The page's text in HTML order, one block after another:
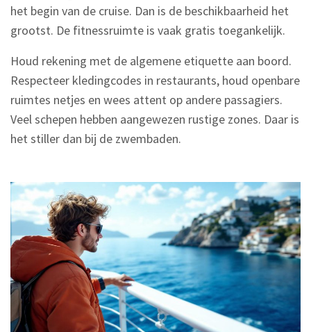
het begin van de cruise. Dan is de beschikbaarheid het
grootst. De fitnessruimte is vaak gratis toegankelijk.
Houd rekening met de algemene etiquette aan boord.
Respecteer kledingcodes in restaurants, houd openbare
ruimtes netjes en wees attent op andere passagiers.
Veel schepen hebben aangewezen rustige zones. Daar is
het stiller dan bij de zwembaden.